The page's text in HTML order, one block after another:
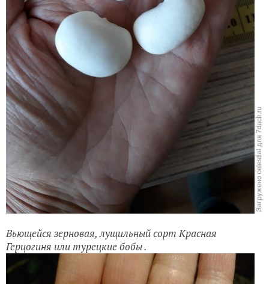
Вьющейся зерновая, лущильный сорт Красная
Герцогиня или турецкие бобы .